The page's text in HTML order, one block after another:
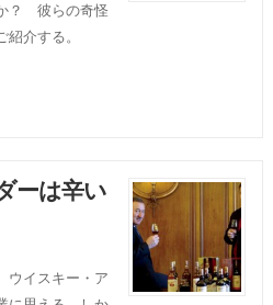
？ 彼らの奇怪
介する。
ーは辛い
ウイスキー・ア